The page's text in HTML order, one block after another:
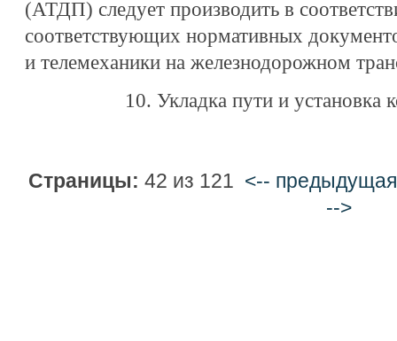
(АТДП) следует производить в
соответствующих нормативных
и телемеханики на железнодорожном
10. Укладка пути и установка
Страницы: 42 из 121 <-- предыдущая
-->